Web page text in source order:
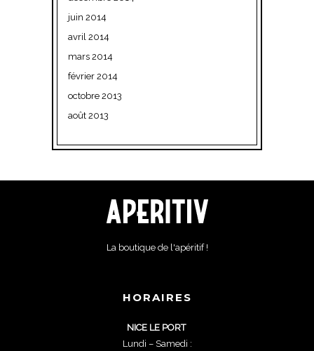
juin 2014
avril 2014
mars 2014
février 2014
octobre 2013
août 2013
La boutique de l'apéritif !
HORAIRES
NICE LE PORT
Lundi – Samedi :